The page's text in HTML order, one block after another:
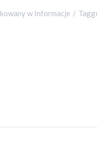
w Informacje